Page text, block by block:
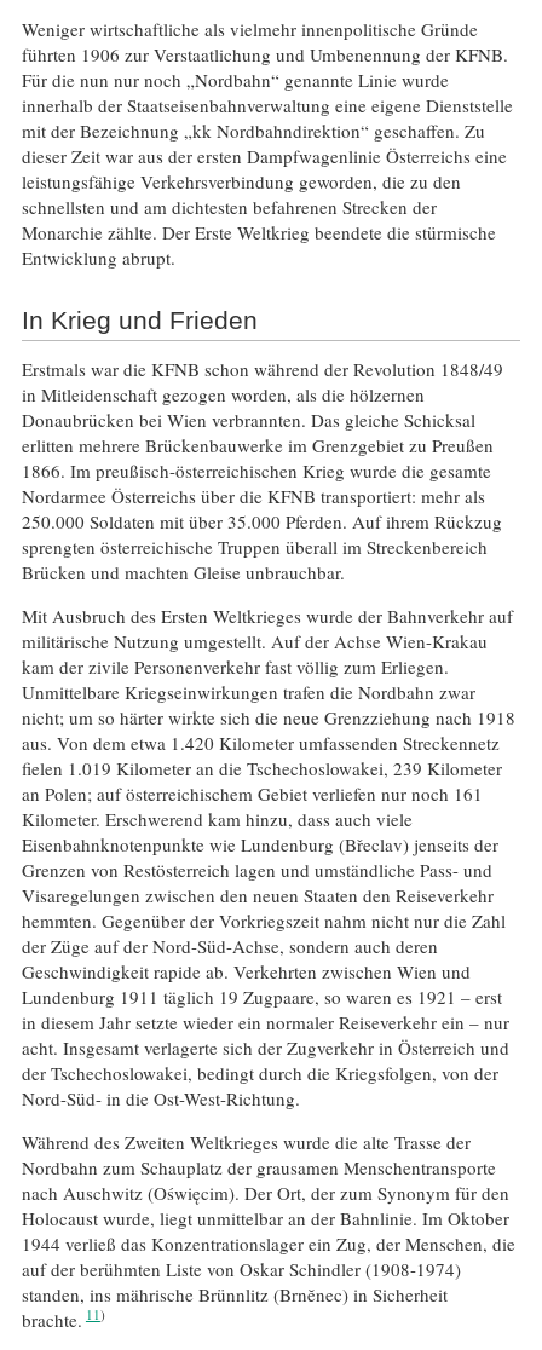
Weniger wirtschaftliche als vielmehr innenpolitische Gründe
führten 1906 zur Verstaatlichung und Umbenennung der KFNB.
Für die nun nur noch „Nordbahn“ genannte Linie wurde
innerhalb der Staatseisenbahnverwaltung eine eigene Dienststelle
mit der Bezeichnung „kk Nordbahndirektion“ geschaffen. Zu
dieser Zeit war aus der ersten Dampfwagenlinie Österreichs eine
leistungsfähige Verkehrsverbindung geworden, die zu den
schnellsten und am dichtesten befahrenen Strecken der
Monarchie zählte. Der Erste Weltkrieg beendete die stürmische
Entwicklung abrupt.
In Krieg und Frieden
Erstmals war die KFNB schon während der Revolution 1848/49
in Mitleidenschaft gezogen worden, als die hölzernen
Donaubrücken bei Wien verbrannten. Das gleiche Schicksal
erlitten mehrere Brückenbauwerke im Grenzgebiet zu Preußen
1866. Im preußisch-österreichischen Krieg wurde die gesamte
Nordarmee Österreichs über die KFNB transportiert: mehr als
250.000 Soldaten mit über 35.000 Pferden. Auf ihrem Rückzug
sprengten österreichische Truppen überall im Streckenbereich
Brücken und machten Gleise unbrauchbar.
Mit Ausbruch des Ersten Weltkrieges wurde der Bahnverkehr auf
militärische Nutzung umgestellt. Auf der Achse Wien-Krakau
kam der zivile Personenverkehr fast völlig zum Erliegen.
Unmittelbare Kriegseinwirkungen trafen die Nordbahn zwar
nicht; um so härter wirkte sich die neue Grenzziehung nach 1918
aus. Von dem etwa 1.420 Kilometer umfassenden Streckennetz
fielen 1.019 Kilometer an die Tschechoslowakei, 239 Kilometer
an Polen; auf österreichischem Gebiet verliefen nur noch 161
Kilometer. Erschwerend kam hinzu, dass auch viele
Eisenbahnknotenpunkte wie Lundenburg (Břeclav) jenseits der
Grenzen von Restösterreich lagen und umständliche Pass- und
Visaregelungen zwischen den neuen Staaten den Reiseverkehr
hemmten. Gegenüber der Vorkriegszeit nahm nicht nur die Zahl
der Züge auf der Nord-Süd-Achse, sondern auch deren
Geschwindigkeit rapide ab. Verkehrten zwischen Wien und
Lundenburg 1911 täglich 19 Zugpaare, so waren es 1921 – erst
in diesem Jahr setzte wieder ein normaler Reiseverkehr ein – nur
acht. Insgesamt verlagerte sich der Zugverkehr in Österreich und
der Tschechoslowakei, bedingt durch die Kriegsfolgen, von der
Nord-Süd- in die Ost-West-Richtung.
Während des Zweiten Weltkrieges wurde die alte Trasse der
Nordbahn zum Schauplatz der grausamen Menschentransporte
nach Auschwitz (Oświęcim). Der Ort, der zum Synonym für den
Holocaust wurde, liegt unmittelbar an der Bahnlinie. Im Oktober
1944 verließ das Konzentrationslager ein Zug, der Menschen, die
auf der berühmten Liste von Oskar Schindler (1908-1974)
standen, ins mährische Brünnlitz (Brnĕnec) in Sicherheit
brachte. 11